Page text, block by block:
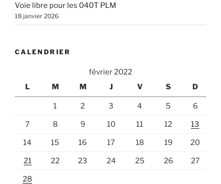
Voie libre pour les 040T PLM
18 janvier 2026
CALENDRIER
février 2022
L
M M J V S D
1 2 3 4 5 6
7 8 9 10 11 12 13
14 15 16 17 18 19 20
21 22 23 24 25 26 27
28